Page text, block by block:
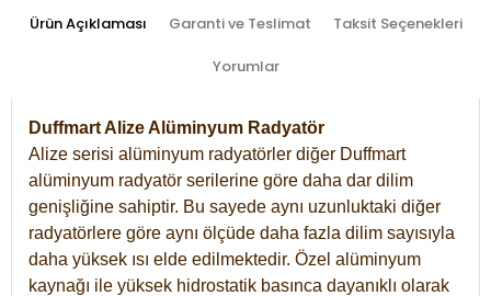
Ürün Açıklaması Garanti ve Teslimat Taksit Seçenekleri
Yorumlar
Duffmart Alize Alüminyum Radyatör
Alize serisi alüminyum radyatörler diğer Duffmart
alüminyum radyatör serilerine göre daha dar dilim
genişliğine sahiptir. Bu sayede aynı uzunluktaki diğer
radyatörlere göre aynı ölçüde daha fazla dilim sayısıyla
daha yüksek ısı elde edilmektedir. Özel alüminyum
kaynağı ile yüksek hidrostatik basınca dayanıklı olarak